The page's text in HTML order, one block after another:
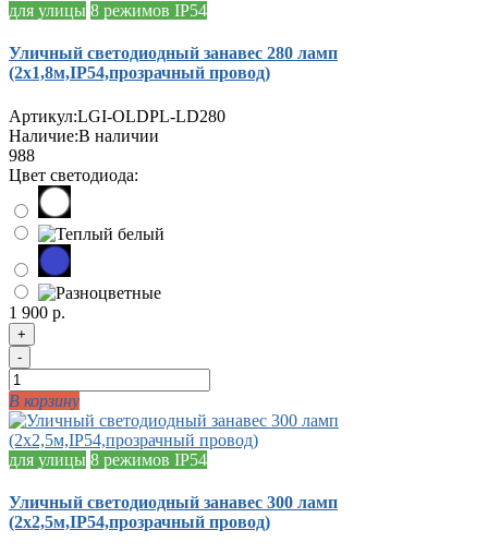
для улицы 8 режимов IP54
Уличный светодиодный занавес 280 ламп
(2х1,8м,IP54,прозрачный провод)
Артикул:LGI-OLDPL-LD280
Наличие:В наличии
988
Цвет светодиода:
1 900 р.
+
-
В корзину
для улицы 8 режимов IP54
Уличный светодиодный занавес 300 ламп
(2х2,5м,IP54,прозрачный провод)